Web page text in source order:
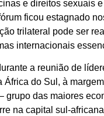
e direitos sexuais
ficou estagnado
trilateral pode ser
internacionais
a reunião de
África do Sul, à
grupo das maiores
na capital sul-